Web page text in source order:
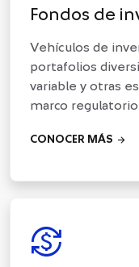
Fondos de
Vehículos de
portafolios
variable y otras
marco regulatorio
CONOCER MÁS arrow_forward
currency_exchange